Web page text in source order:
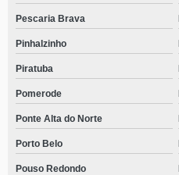
Pescaria Brava
Pinhalzinho
Piratuba
Pomerode
Ponte Alta do Norte
Porto Belo
Pouso Redondo